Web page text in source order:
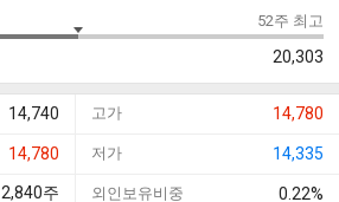
52주 최고
20,303
14,740 고가 14,780
14,780 저가 14,335
2,840주 외인보유비중 0.22%